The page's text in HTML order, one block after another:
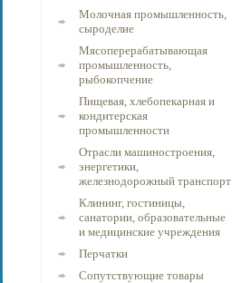
Молочная промышленность,
сыроделие
Мясоперерабатывающая
промышленность,
рыбокопчение
Пищевая, хлебопекарная и
кондитерская
промышленности
Отрасли машиностроения,
энергетики,
железнодорожный транспорт
Клининг, гостиницы,
санатории, образовательные
и медицинские учреждения
Перчатки
Сопутствующие товары